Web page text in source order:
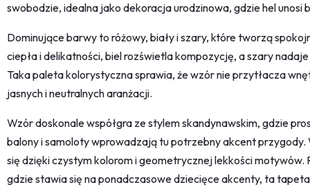
swobodzie, idealna jako dekoracja urodzinowa, gdzie hel unosi
Dominujące barwy to różowy, biały i szary, które tworzą
ciepła i delikatności, biel rozświetla kompozycję, a szary
Taka paleta kolorystyczna sprawia, że wzór nie przytłacza
jasnych i neutralnych aranżacji.
Wzór doskonale współgra ze stylem skandynawskim, gdzie
balony i samoloty wprowadzają tu potrzebny akcent
się dzięki czystym kolorom i geometrycznej lekkości motywów.
gdzie stawia się na ponadczasowe dziecięce akcenty, ta